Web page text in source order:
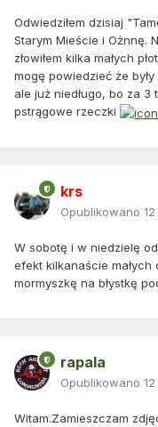
Odwiedziłem dzisiaj
Starym Mieście i Ożnnę.
złowiłem kilka małych
mogę powiedzieć że były
ale już niedługo, bo za
pstrągowe rzeczki
krs
Opublikowano
W sobotę i w niedzielę
efekt kilkanaście małych
mormyszkę na błystkę
rapala
Opublikowano
Witam.Zamieszczam